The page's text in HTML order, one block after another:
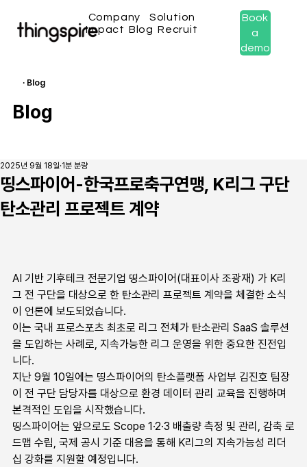
Company
Solution
Impact Blog Recruit
Book
a
demo
· Blog
Blog
띵스파이어-한국프로축구연맹, K리그 구단
탄소관리 프로젝트 계약
2025년 9월 18일 1분 분량
AI 기반 기후테크 전문기업 띵스파이어(대표이사 조광재) 가 K리
그 전 구단을 대상으로 한 탄소관리 프로젝트 계약을 체결한 소식
이 언론에 보도되었습니다.
이는 국내 프로스포츠 최초로 리그 전체가 탄소관리 SaaS 솔루션
을 도입하는 사례로, 지속가능한 리그 운영을 위한 중요한 진전입
니다.
지난 9월 10일에는 띵스파이어의 탄소플랫폼 사업부 김진호 팀장
이 전 구단 담당자를 대상으로 환경 데이터 관리 교육을 진행하며
본격적인 도입을 시작했습니다.
띵스파이어는 앞으로도 Scope 1·2·3 배출량 측정 및 관리, 감축 로
드맵 수립, 국제 공시 기준 대응을 통해 K리그의 지속가능성 리더
십 강화를 지원할 예정입니다.